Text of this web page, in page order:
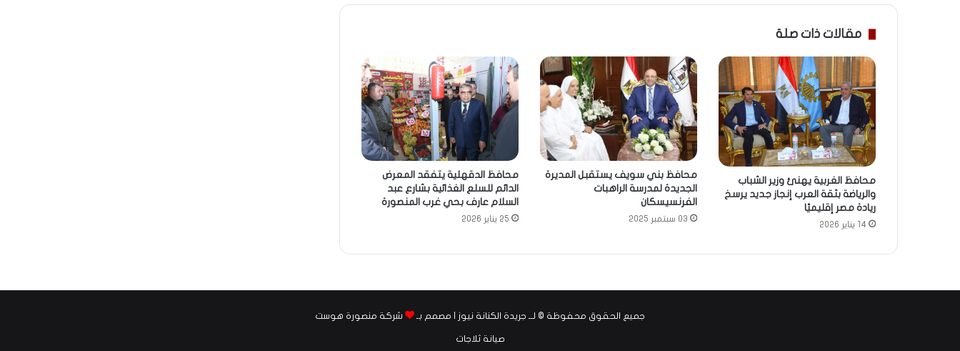
مقالات ذات صلة
محافظ الغربية يهنئ وزير الشباب
والرياضة بثقة العرب إنجاز جديد يرسخ
ريادة مصر إقليميًا
14 يناير 2026
محافظ بني سويف يستقبل المديرة
الجديدة لمدرسة الراهبات
الفرنسيسكان
03 سبتمبر 2025
محافظ الدقهلية يتفقد المعرض
الدائم للسلع الغذائية بشارع عبد
السلام عارف بحي غرب المنصورة
25 يناير 2026
جميع الحقوق محفوظة © لــ جريدة الكنانة نيوز | مصمم بـ شركة منصورة هوست
صيانة ثلاجات